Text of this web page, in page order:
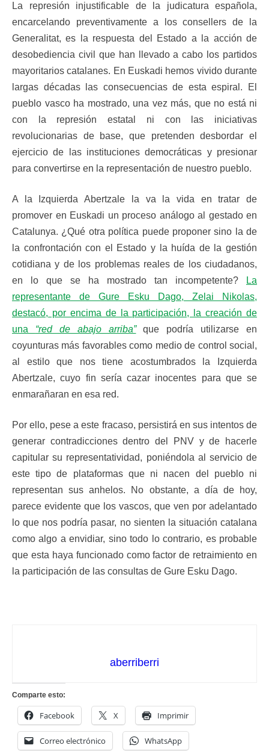
La represión injustificable de la judicatura española,
encarcelando preventivamente a los consellers de la
Generalitat, es la respuesta del Estado a la acción de
desobediencia civil que han llevado a cabo los partidos
mayoritarios catalanes. En Euskadi hemos vivido durante
largas décadas las consecuencias de esta espiral. El
pueblo vasco ha mostrado, una vez más, que no está ni
con la represión estatal ni con las iniciativas
revolucionarias de base, que pretenden desbordar el
ejercicio de las instituciones democráticas y presionar
para convertirse en la representación de nuestro pueblo.
A la Izquierda Abertzale la va la vida en tratar de
promover en Euskadi un proceso análogo al gestado en
Catalunya. ¿Qué otra política puede proponer sino la de
la confrontación con el Estado y la huída de la gestión
cotidiana y de los problemas reales de los ciudadanos,
en lo que se ha mostrado tan incompetente?
La
representante de Gure Esku Dago, Zelai Nikolas,
destacó, por encima de la participación, la creación de
una “red de abajo arriba”que podría utilizarse en
coyunturas más favorables como medio de control social,
al estilo que nos tiene acostumbrados la Izquierda
Abertzale, cuyo fin sería cazar inocentes para que se
enmarañaran en esa red.
Por ello, pese a este fracaso, persistirá en sus intentos de
generar contradicciones dentro del PNV y de hacerle
capitular su representatividad, poniéndola al servicio de
este tipo de plataformas que ni nacen del pueblo ni
representan sus anhelos. No obstante, a día de hoy,
parece evidente que los vascos, que ven por adelantado
lo que nos podría pasar, no sienten la situación catalana
como algo a envidiar, sino todo lo contrario, es probable
que esta haya funcionado como factor de retraimiento en
la participación de las consultas de Gure Esku Dago.
aberriberri
Comparte esto:
Facebook X Imprimir
Correo electrónico WhatsApp